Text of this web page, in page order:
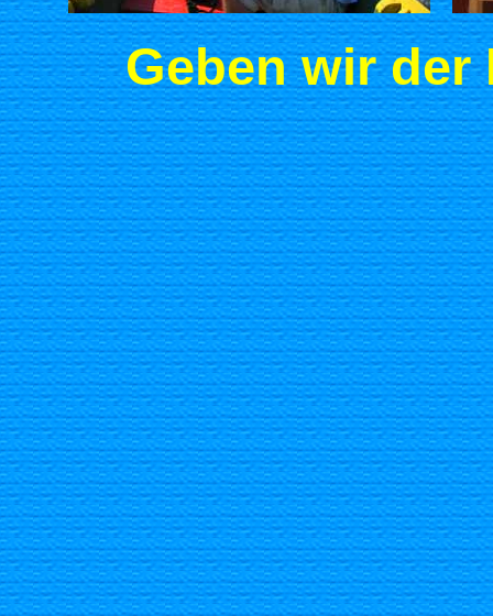
Geben wir der